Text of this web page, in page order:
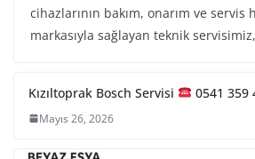
cihazlarının bakım, onarım ve
markasıyla sağlayan teknik
Kızıltoprak Bosch Servisi 0541 359
Mayıs 26, 2026